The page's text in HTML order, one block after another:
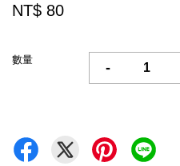
NT$ 80
數量
-